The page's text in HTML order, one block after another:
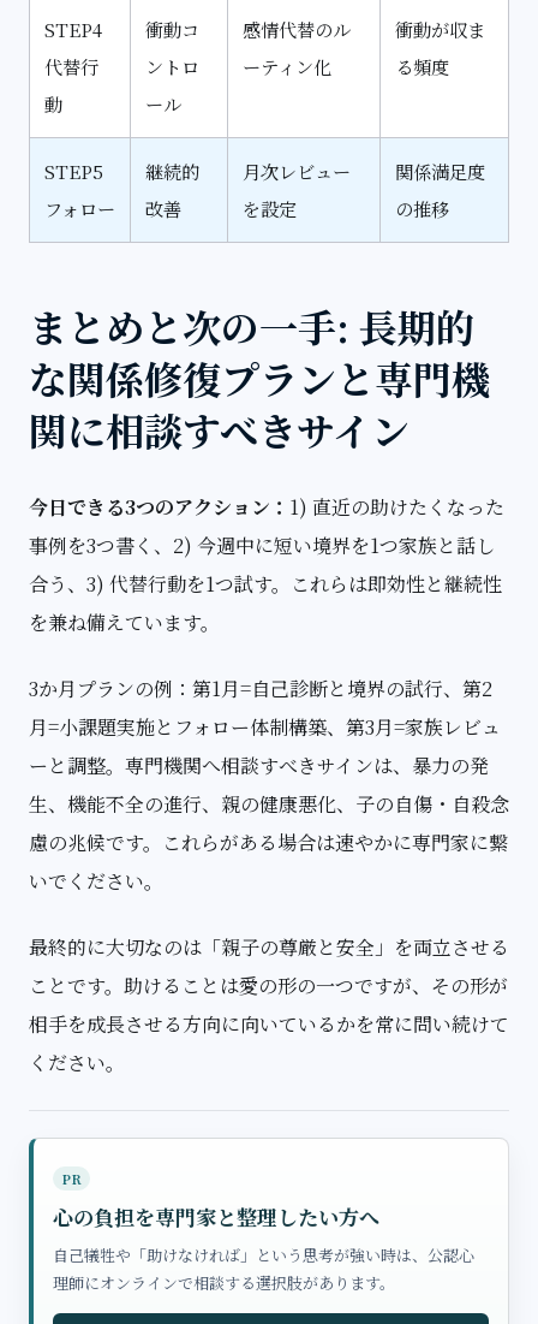
STEP4
代替行
動
衝動コ
ントロ
ール
感情代替のル
ーティン化
衝動が収ま
る頻度
STEP5
フォロー
継続的
改善
月次レビュー
を設定
関係満足度
の推移
まとめと次の一手: 長期的
な関係修復プランと専門機
関に相談すべきサイン
今日できる3つのアクション： 1) 直近の助けたくなった
事例を3つ書く、2) 今週中に短い境界を1つ家族と話し
合う、3) 代替行動を1つ試す。これらは即効性と継続性
を兼ね備えています。
3か月プランの例：第1月=自己診断と境界の試行、第2
月=小課題実施とフォロー体制構築、第3月=家族レビュ
ーと調整。 専門機関へ相談すべきサインは、暴力の発
生、機能不全の進行、親の健康悪化、子の自傷・自殺念
慮の兆候です。これらがある場合は速やかに専門家に繋
いでください。
最終的に大切なのは「親子の尊厳と安全」を両立させる
ことです。助けることは愛の形の一つですが、その形が
相手を成長させる方向に向いているかを常に問い続けて
ください。
PR
心の負担を専門家と整理したい方へ
自己犠牲や「助けなければ」という思考が強い時は、公認心
理師にオンラインで相談する選択肢があります。